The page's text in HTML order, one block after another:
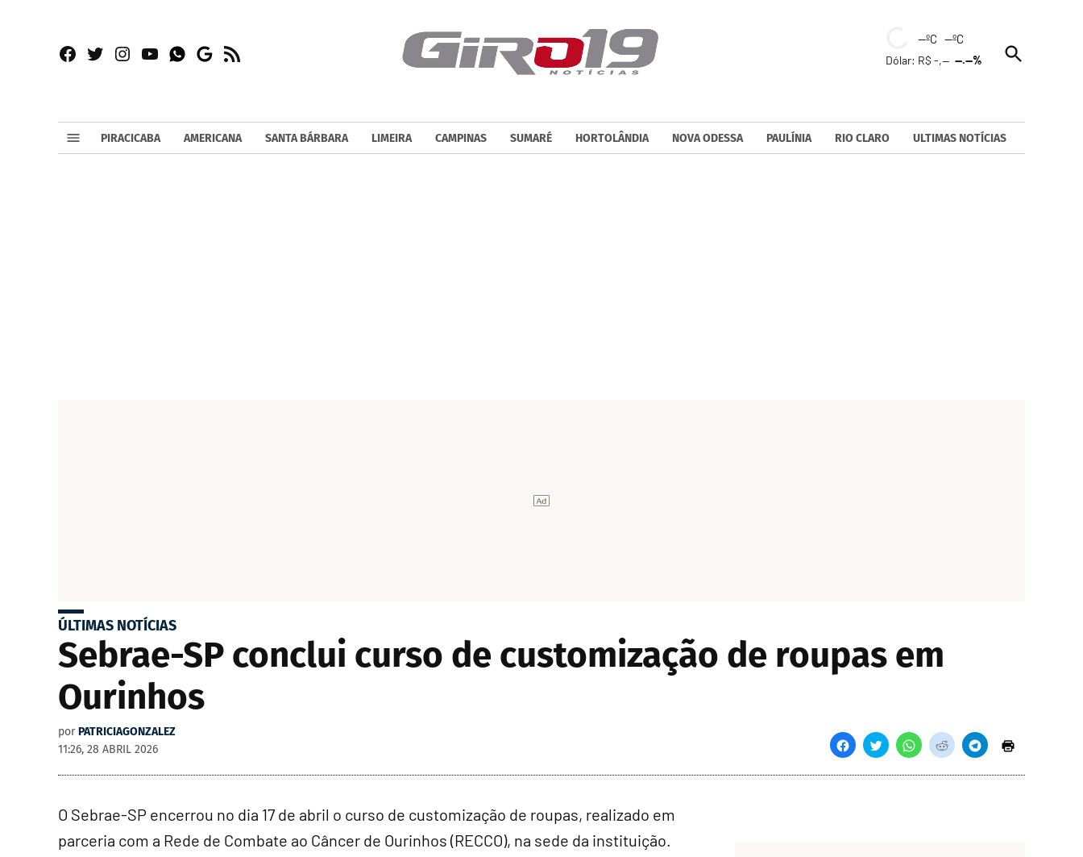
Facebook
TwitterInstagram
YouTubeWhatsapp
Google
RSS
--ºC --ºC
Dólar: R$ -,----.--%
Open
Search
PIRACICABA AMERICANA SANTA BÁRBARA LIMEIRA CAMPINAS SUMARÉ HORTOLÂNDIA NOVA ODESSA PAULÍNIA RIO CLARO ULTIMAS NOTÍCIAS
ÚLTIMAS NOTÍCIAS
Sebrae-SP conclui curso de customização de roupas em
Ourinhos
por PATRICIAGONZALEZ
11:26, 28 ABRIL 2026
O Sebrae-SP encerrou no dia 17 de abril o curso de customização de roupas, realizado em
parceria com a Rede de Combate ao Câncer de Ourinhos (RECCO), na sede da instituição.